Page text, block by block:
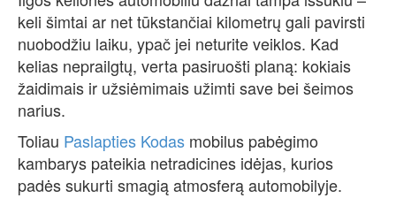
keli šimtai ar net tūkstančiai kilometrų gali pavirsti
nuobodžiu laiku, ypač jei neturite veiklos. Kad
kelias neprailgtų, verta pasiruošti planą: kokiais
žaidimais ir užsiėmimais užimti save bei šeimos
narius.
Toliau Paslapties Kodas mobilus pabėgimo
kambarys pateikia netradicines idėjas, kurios
padės sukurti smagią atmosferą automobilyje.